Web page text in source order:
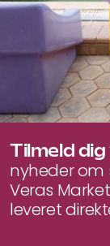
Tilmeld
nyheder om
Veras
leveret